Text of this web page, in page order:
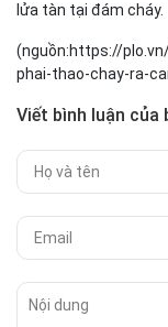
lửa tàn tại đám cháy.
(nguồn:https://
phai-thao-chay-ra-
Viết bình luận của